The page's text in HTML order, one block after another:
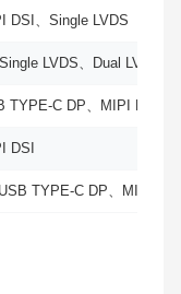
DSI、Single LVDS
LVDS、Dual LVDS
TYPE-C DP、MIPI DSI
DSI
TYPE-C DP、MIPI